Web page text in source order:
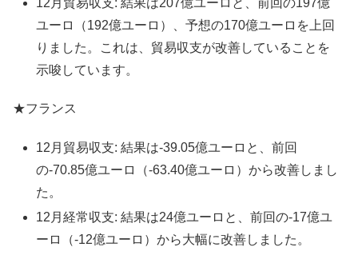
ユーロ（192億ユーロ）、予想の170億ユーロを上回
りました。これは、貿易収支が改善していることを
示唆しています。
★フランス
12月貿易収支: 結果は-39.05億ユーロと、前回
の-70.85億ユーロ（-63.40億ユーロ）から改善しまし
た。
12月経常収支: 結果は24億ユーロと、前回の-17億ユ
ーロ（-12億ユーロ）から大幅に改善しました。